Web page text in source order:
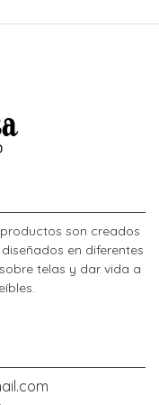
son creados
en diferentes
telas y dar vida a